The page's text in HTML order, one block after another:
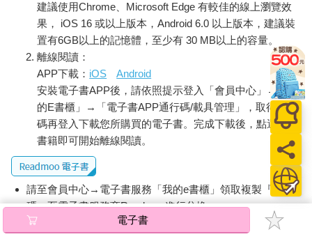
建議使用Chrome、Microsoft Edge 有較佳的線上瀏覽效
果， iOS 16 或以上版本，Android 6.0 以上版本，建議裝
置有6GB以上的記憶體，至少有 30 MB以上的容量。
離線閱讀：
APP下載： iOS
Android
安裝電子書APP後，請依照提示登入「會員中心」→「我
的E書櫃」→「電子書APP通行碼/載具管理」，取得通行
碼再登入下載您所購買的電子書。完成下載後，點選任一
書籍即可開始離線閱讀。
請至會員中心→電子書服務「我的e書櫃」領取複製『兌換
碼』至電子書服務商Readmoo進行兌換。
退換貨須知：
電子書